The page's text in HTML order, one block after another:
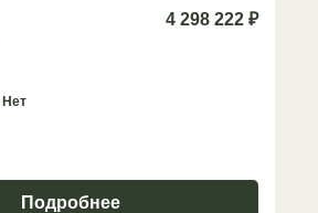
4 298 222 ₽
Нет
Подробнее